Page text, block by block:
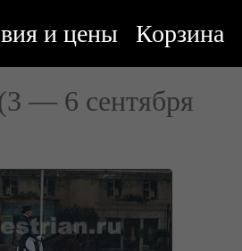
Корзина
и цены
— 6 сентября